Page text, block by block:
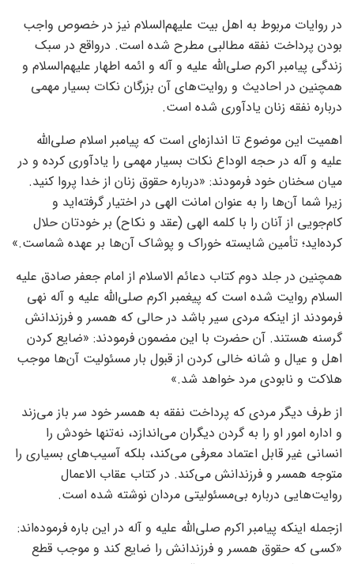
در روایات مربوط به اهل بیت علیهم‌السلام نیز در خصوص واجب
بودن پرداخت نفقه مطالبی مطرح شده است. درواقع در سبک
زندگی پیامبر اکرم صلی‌الله علیه و آله و ائمه اطهار علیهم‌السلام و
همچنین در احادیث و روایت‌های آن بزرگان نکات بسیار مهمی
درباره نفقه زنان یادآوری شده است.
اهمیت این موضوع تا اندازه‌ای است که پیامبر اسلام صلی‌الله
علیه و آله در حجه الوداع نکات بسیار مهمی را یادآوری کرده و در
میان سخنان خود فرمودند: «درباره حقوق زنان از خدا پروا کنید.
زیرا شما آن‌ها را به عنوان امانت الهی در اختیار گرفته‌اید و
کام‌جویی از آنان را با کلمه الهی (عقد و نکاح) بر خودتان حلال
کرده‌اید؛ تأمین شایسته خوراک و پوشاک آن‌ها بر عهده شماست.»
همچنین در جلد دوم کتاب دعائم الاسلام از امام جعفر صادق علیه
السلام روایت شده است که پیغمبر اکرم صلی‌الله علیه و آله نهی
فرمودند از اینکه مردی سیر باشد در حالی که همسر و فرزندانش
گرسنه هستند. آن حضرت با این مضمون فرمودند: «ضایع کردن
اهل و عیال و شانه خالی کردن از قبول بار مسئولیت آن‌ها موجب
هلاکت و نابودی مرد خواهد شد.»
از طرف دیگر مردی که پرداخت نفقه به همسر خود سر باز می‌زند
و اداره امور او را به گردن دیگران می‌اندازد، نه‌تنها خودش را
انسانی غیر قابل اعتماد معرفی می‌کند، بلکه آسیب‌های بسیاری را
متوجه همسر و فرزندانش می‌کند. در کتاب عقاب الاعمال
روایت‌هایی درباره بی‌مسئولیتی مردان نوشته شده است.
ازجمله اینکه پیامبر اکرم صلی‌الله علیه و آله در این باره فرموده‌اند:
«کسی که حقوق همسر و فرزندانش را ضایع کند و موجب قطع